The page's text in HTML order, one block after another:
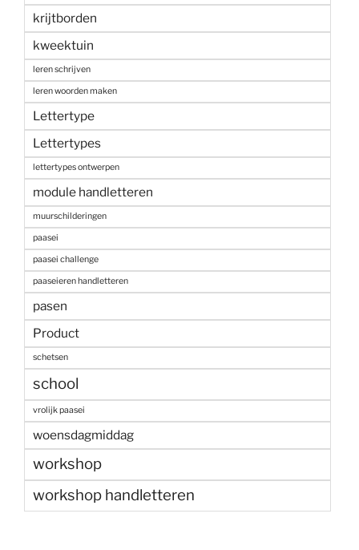
krijtborden
kweektuin
leren schrijven
leren woorden maken
Lettertype
Lettertypes
lettertypes ontwerpen
module handletteren
muurschilderingen
paasei
paasei challenge
paaseieren handletteren
pasen
Product
schetsen
school
vrolijk paasei
woensdagmiddag
workshop
workshop handletteren